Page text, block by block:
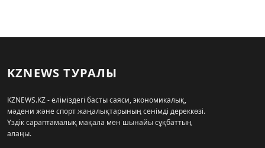
KZNEWS ТУРАЛЫ
KZNEWS.KZ - еліміздегі басты саяси, экономикалық,
мәдени және спорт жаңалықтарының сенімді дереккөзі.
Үздік сараптамалық мақала мен шынайы сұқбаттың
алаңы.